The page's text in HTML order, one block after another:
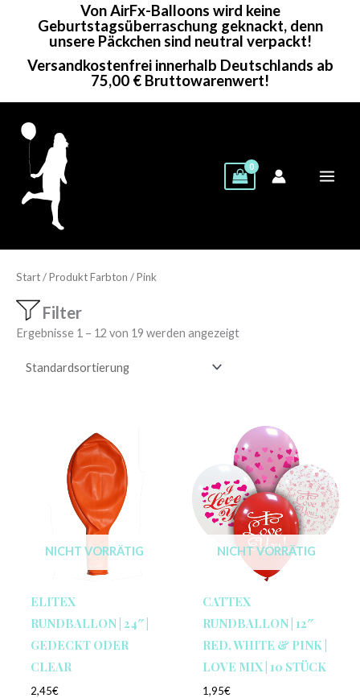
Von AirFx-Balloons wird keine
Geburtstagsüberraschung geknackt, denn
unsere Päckchen sind neutral verpackt!
Versandkostenfrei innerhalb Deutschlands ab
75,00 € Bruttowarenwert!
Start/ Produkt Farbton / Pink
Filter
Showing 1–19 of 19 results
NICHT VORRÄTIG
ELITEX
RUNDBALLON | 24″ |
GEDECKT ODER
CLEAR
2,45€
NICHT VORRÄTIG
CATTEX
RUNDBALLON | 12″
RED, WHITE & PINK |
LOVE MIX | 10 STÜCK
1,95€